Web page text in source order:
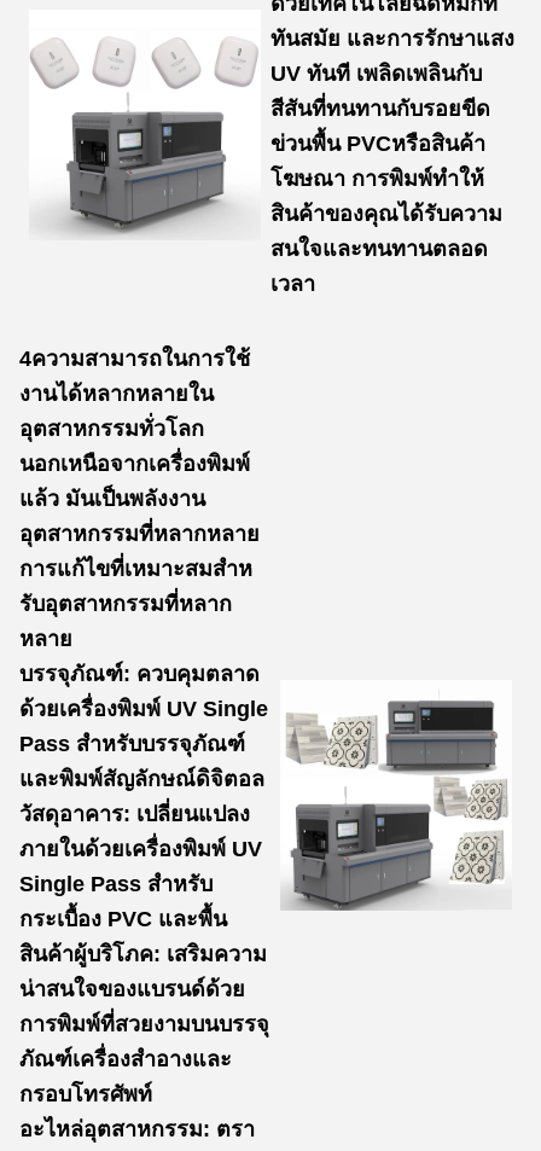
ทันสมัย และการรักษาแสง
UV ทันที เพลิดเพลินกับ
สีสันที่ทนทานกับรอยขีด
ข่วนพื้น PVCหรือสินค้า
โฆษณา การพิมพ์ทําให้
สินค้าของคุณได้รับความ
สนใจและทนทานตลอด
เวลา
4ความสามารถในการใช้
งานได้หลากหลายใน
อุตสาหกรรมทั่วโลก
นอกเหนือจากเครื่องพิมพ์
แล้ว มันเป็นพลังงาน
อุตสาหกรรมที่หลากหลาย
การแก้ไขที่เหมาะสมสําห
รับอุตสาหกรรมที่หลาก
หลาย
บรรจุภัณฑ์: ควบคุมตลาด
ด้วยเครื่องพิมพ์ UV Single
Pass สําหรับบรรจุภัณฑ์
และพิมพ์สัญลักษณ์ดิจิตอล
วัสดุอาคาร: เปลี่ยนแปลง
ภายในด้วยเครื่องพิมพ์ UV
Single Pass สําหรับ
กระเบื้อง PVC และพื้น
สินค้าผู้บริโภค: เสริมความ
น่าสนใจของแบรนด์ด้วย
การพิมพ์ที่สวยงามบนบรรจุ
ภัณฑ์เครื่องสําอางและ
กรอบโทรศัพท์
อะไหล่อุตสาหกรรม: ตรา